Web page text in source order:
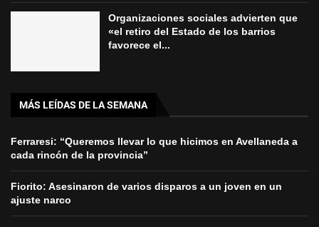
Organizaciones sociales advierten que
«el retiro del Estado de los barrios
favorece el...
MÁS LEÍDAS DE LA SEMANA
Ferraresi: “Queremos llevar lo que hicimos en Avellaneda a
cada rincón de la provincia”
Fiorito: Asesinaron de varios disparos a un joven en un
ajuste narco